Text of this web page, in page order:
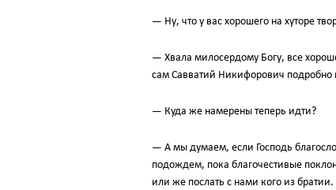
— Ну, что у вас хорошего на хуторе
— Хвала милосердому Богу, все
сам Савватий Никифорович подробно
— Куда же намерены теперь идти?
— А мы думаем, если Господь
подождем, пока благочестивые
или же послать с нами кого из братии.